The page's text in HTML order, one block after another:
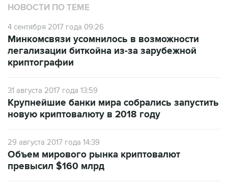
НОВОСТИ ПО ТЕМЕ
4 сентября 2017 года 09:26
Минкомсвязи усомнилось в возможности
легализации биткойна из-за зарубежной
криптографии
31 августа 2017 года 13:59
Крупнейшие банки мира собрались запустить
новую криптовалюту в 2018 году
29 августа 2017 года 14:39
Объем мирового рынка криптовалют
превысил $160 млрд